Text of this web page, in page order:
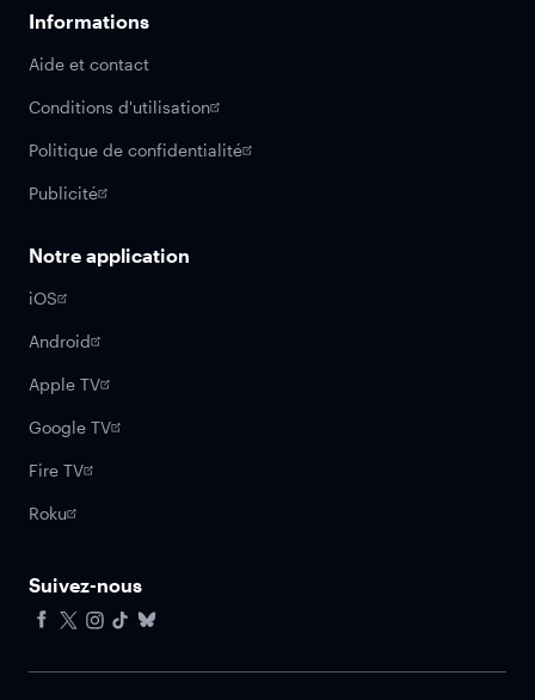
Informations
Aide et contact
Conditions d'utilisation
Politique de confidentialité
Publicité
Notre application
iOS
Android
Apple TV
Google TV
Fire TV
Roku
Suivez-nous